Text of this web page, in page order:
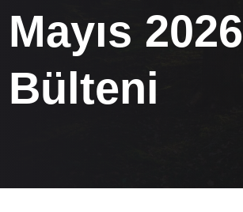
Mayıs 2026
Bülteni